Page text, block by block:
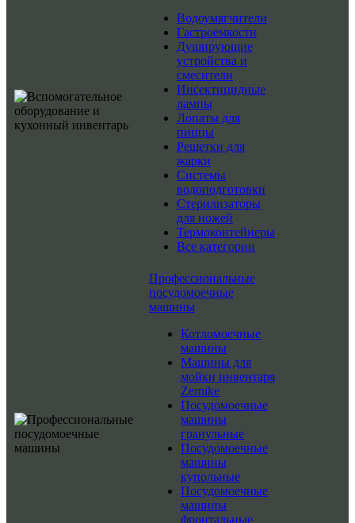
Водоумягчители
Гастроемкости
Душирующие
устройства и
смесители
Инсектицидные
лампы
Лопаты для
пиццы
Решетки для
жарки
Системы
водоподготовки
Стерилизаторы
для ножей
Термоконтейнеры
Все категории
Профессиональные
посудомоечные
машины
Котломоечные
машины
Машины для
мойки инвентаря
Zernike
Посудомоечные
машины
гранульные
Посудомоечные
машины
купольные
Посудомоечные
машины
фронтальные